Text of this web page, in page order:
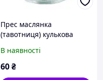
Прес маслянка
(тавотниця) кулькова
поштучно, DIN71412 |
UMETA Німеччина
В наявності
60₴